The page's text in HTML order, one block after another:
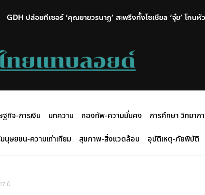
GDH ปล่อยทีเซอร์ ‘คุณยายวรนาฏ’ สะพรึงทั้งโซเชียล ‘จุ๋ย’ โกนหั
ฐกิจ-การเงิน บทความ กองทัพ-ความมั่นคง การศึกษา วิทยาก
นุษยชน-ความเท่าเทียม สุขภาพ-สิ่งแวดล้อม อุบัติเหตุ-ภัยพิบัติ
ปี